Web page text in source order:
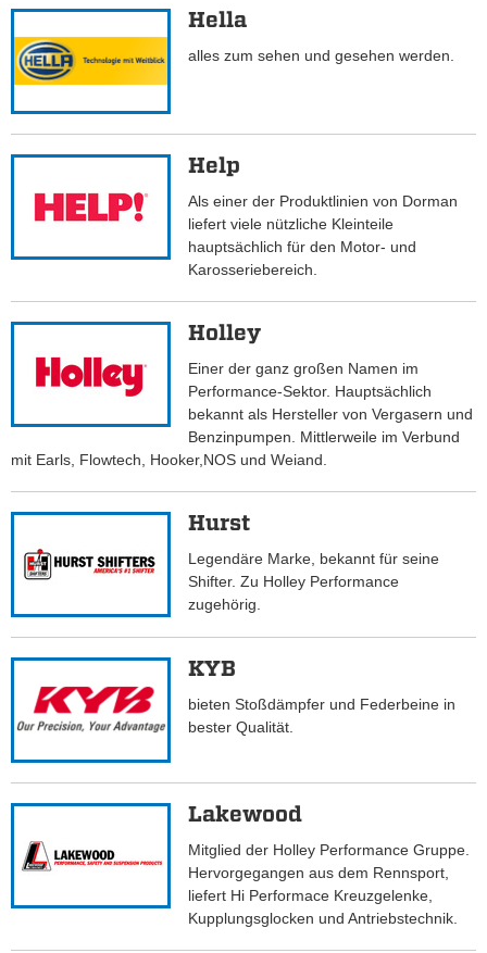
Hella
alles zum sehen und gesehen werden.
Help
Als einer der Produktlinien von Dorman
liefert viele nützliche Kleinteile
hauptsächlich für den Motor- und
Karosseriebereich.
Holley
Einer der ganz großen Namen im
Performance-Sektor. Hauptsächlich
bekannt als Hersteller von Vergasern und
Benzinpumpen. Mittlerweile im Verbund
mit Earls, Flowtech, Hooker,NOS und Weiand.
Hurst
Legendäre Marke, bekannt für seine
Shifter. Zu Holley Performance
zugehörig.
KYB
bieten Stoßdämpfer und Federbeine in
bester Qualität.
Lakewood
Mitglied der Holley Performance Gruppe.
Hervorgegangen aus dem Rennsport,
liefert Hi Performace Kreuzgelenke,
Kupplungsglocken und Antriebstechnik.